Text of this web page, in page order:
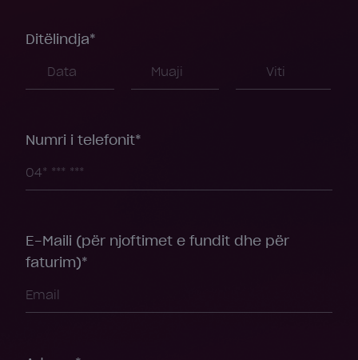
Ditëlindja*
Numri i telefonit*
E-Maili (për njoftimet e fundit dhe për
faturim)*